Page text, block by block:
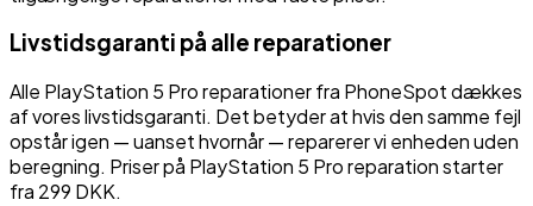
Livstidsgaranti på alle reparationer
Alle PlayStation 5 Proreparationer fra PhoneSpot dækkes
af vores livstidsgaranti. Det betyder at hvis den samme fejl
opstår igen — uanset hvornår — reparerer vi enheden uden
beregning. Priser på PlayStation 5 Pro reparation starter
fra 299 DKK.